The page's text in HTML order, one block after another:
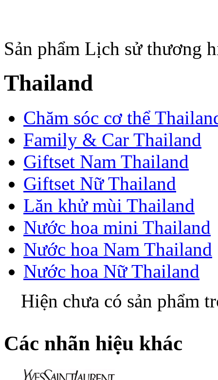
Sản phẩm Lịch sử thương
Thailand
Chăm sóc cơ thể
Family & Car Thailand
Giftset Nam Thailand
Giftset Nữ Thailand
Lăn khử mùi Thailand
Nước hoa mini Thailand
Nước hoa Nam Thailand
Nước hoa Nữ Thailand
Hiện chưa có sản phẩm
Các nhãn hiệu khác